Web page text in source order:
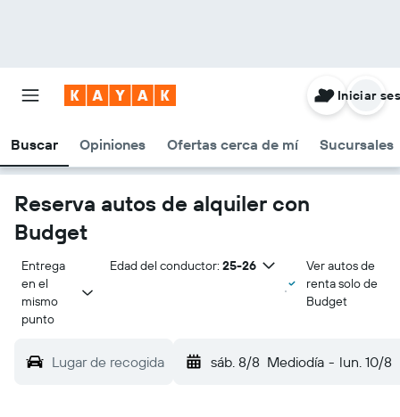
Buscar Opiniones Ofertas cerca de mí Sucursales
Iniciar
Reserva autos de alquiler con
Budget
Entrega
en el
mismo
punto
Edad del conductor: 25-26
Ver autos de
renta solo de
Budget
Lugar de recogida sáb. 8/8 Mediodía - lun. 10/8